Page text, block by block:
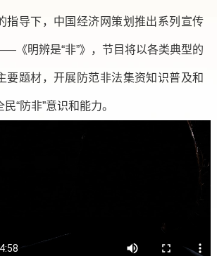
指导下，中国经济网策划推出系列宣传
《明辨是“非”》，节目将以各类典型的
要题材，开展防范非法集资知识普及和
“防非”意识和能力。